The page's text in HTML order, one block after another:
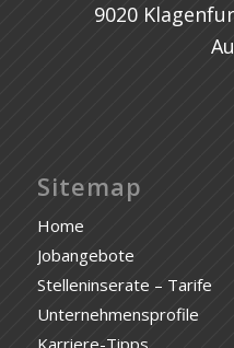
9020
Sitemap
Home
Jobangebote
Stelleninserate – Tarife
Unternehmensprofile
Karriere-Tipps